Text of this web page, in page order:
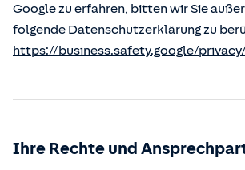
Google zu erfahren, bitten wir Sie
folgende Datenschutzerklärung zu
https://business.safety.google/privacy/
Ihre Rechte und